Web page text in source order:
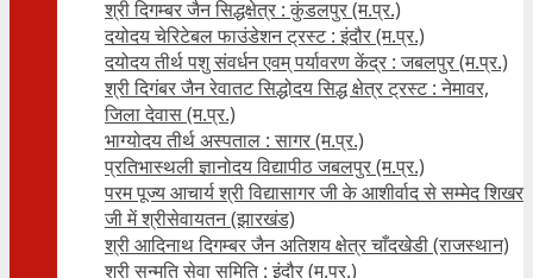
श्री दिगम्बर जैन सिद्धक्षेत्र : कुंडलपुर (म.प्र.)
दयोदय चेरिटेबल फाउंडेशन ट्रस्ट : इंदौर (म.प्र.)
दयोदय तीर्थ पशु संवर्धन एवम्‌ पर्यावरण केंद्र : जबलपुर (म.प्र.)
श्री दिगंबर जैन रेवातट सिद्धोदय सिद्ध क्षेत्र ट्रस्ट : नेमावर,
जिला देवास (म.प्र.)
भाग्योदय तीर्थ अस्पताल : सागर (म.प्र.)
प्रतिभास्थली ज्ञानोदय विद्यापीठ जबलपुर (म.प्र.)
परम पूज्य आचार्य श्री विद्यासागर जी के आशीर्वाद से सम्मेद शिखर
जी में श्रीसेवायतन (झारखंड)
श्री आदिनाथ दिगम्बर जैन अतिशय क्षेत्र चाँदखेडी (राजस्थान)
श्री सन्मति सेवा समिति : इंदौर (म.प्र.)